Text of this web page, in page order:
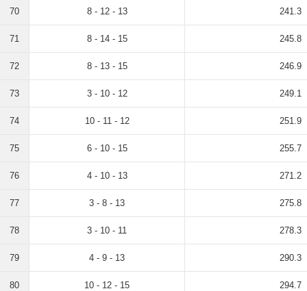
70 8 - 12 - 13 241.3
71 8 - 14 - 15 245.8
72 8 - 13 - 15 246.9
73 3 - 10 - 12 249.1
74 10 - 11 - 12 251.9
75 6 - 10 - 15 255.7
76 4 - 10 - 13 271.2
77 3 - 8 - 13 275.8
78 3 - 10 - 11 278.3
79 4 - 9 - 13 290.3
80 10 - 12 - 15 294.7